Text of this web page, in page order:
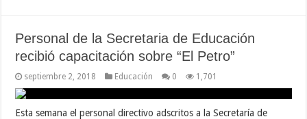
Personal de la Secretaria de Educación
recibió capacitación sobre “El Petro”
septiembre 2, 2018 Educación 0 1,701
Esta semana el personal directivo adscritos a la Secretaría de